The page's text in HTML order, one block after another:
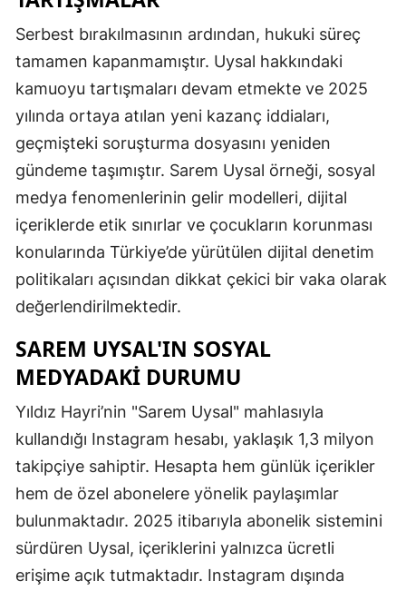
Serbest bırakılmasının ardından, hukuki süreç
tamamen kapanmamıştır. Uysal hakkındaki
kamuoyu tartışmaları devam etmekte ve 2025
yılında ortaya atılan yeni kazanç iddiaları,
geçmişteki soruşturma dosyasını yeniden
gündeme taşımıştır. Sarem Uysal örneği, sosyal
medya fenomenlerinin gelir modelleri, dijital
içeriklerde etik sınırlar ve çocukların korunması
konularında Türkiye’de yürütülen dijital denetim
politikaları açısından dikkat çekici bir vaka olarak
değerlendirilmektedir.
SAREM UYSAL'IN SOSYAL
MEDYADAKI DURUMU
Yıldız Hayri’nin "Sarem Uysal" mahlasıyla
kullandığı Instagram hesabı, yaklaşık 1,3 milyon
takipçiye sahiptir. Hesapta hem günlük içerikler
hem de özel abonelere yönelik paylaşımlar
bulunmaktadır. 2025 itibarıyla abonelik sistemini
sürdüren Uysal, içeriklerini yalnızca ücretli
erişime açık tutmaktadır. Instagram dışında